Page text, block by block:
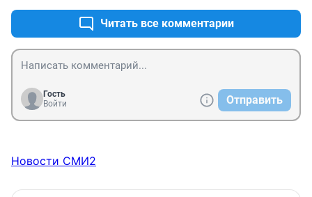
Читать все комментарии
Гость
Войти
Отправить
Новости СМИ2